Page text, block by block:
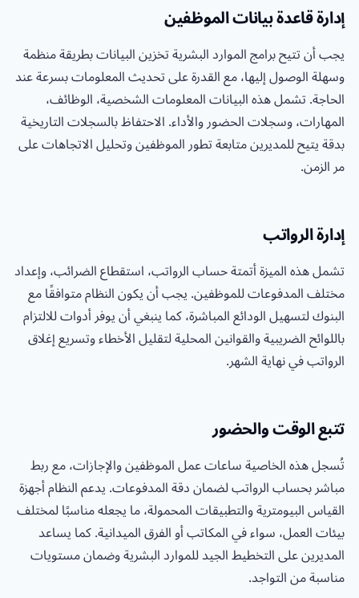
إدارة قاعدة بيانات الموظفين
يجب أن تتيح برامج الموارد البشرية تخزين البيانات بطريقة منظمة
وسهلة الوصول إليها، مع القدرة على تحديث المعلومات بسرعة عند
الحاجة. تشمل هذه البيانات المعلومات الشخصية، الوظائف،
المهارات، وسجلات الحضور والأداء. الاحتفاظ بالسجلات التاريخية
بدقة يتيح للمديرين متابعة تطور الموظفين وتحليل الاتجاهات على
مر الزمن.
إدارة الرواتب
تشمل هذه الميزة أتمتة حساب الرواتب، استقطاع الضرائب، وإعداد
مختلف المدفوعات للموظفين. يجب أن يكون النظام متوافقًا مع
البنوك لتسهيل الودائع المباشرة، كما ينبغي أن يوفر أدوات للالتزام
باللوائح الضريبية والقوانين المحلية لتقليل الأخطاء وتسريع إغلاق
الرواتب في نهاية الشهر.
تتبع الوقت والحضور
تُسجل هذه الخاصية ساعات عمل الموظفين والإجازات، مع ربط
مباشر بحساب الرواتب لضمان دقة المدفوعات. يدعم النظام أجهزة
القياس البيومترية والتطبيقات المحمولة، ما يجعله مناسبًا لمختلف
بيئات العمل، سواء في المكاتب أو الفرق الميدانية. كما يساعد
المديرين على التخطيط الجيد للموارد البشرية وضمان مستويات
مناسبة من التواجد.